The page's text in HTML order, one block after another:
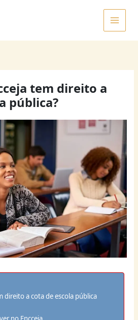
tem direito a
pública?
direito a cota de escola pública